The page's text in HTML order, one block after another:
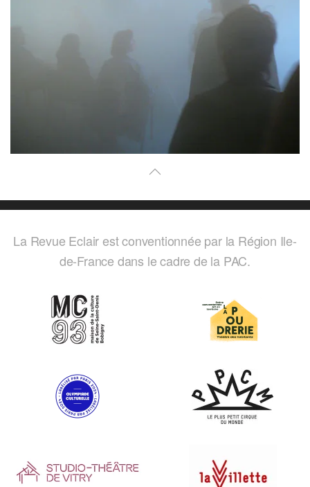
La Revue Eclair est conventionnée par la Région Ile-
de-France dans le cadre de la PAC.